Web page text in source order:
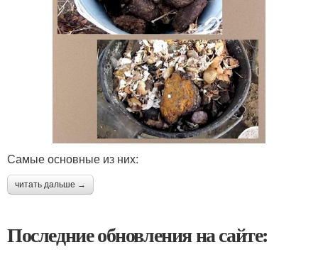
Самые основные из них:
читать дальше →
Последние обновления на сайте: